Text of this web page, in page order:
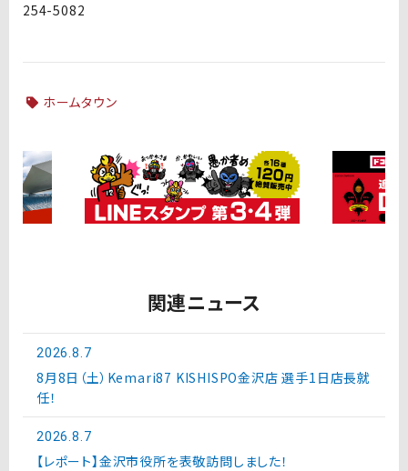
254-5082
ホームタウン
関連ニュース
2026.8.7
8月8日（土）Kemari87 KISHISPO金沢店 選手1日店長就
任！
2026.8.7
【レポート】金沢市役所を表敬訪問しました！